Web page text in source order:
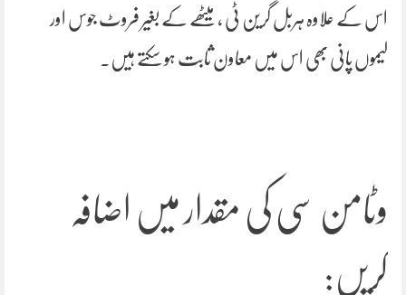
اس کے علاوہ ہربل گرین ٹی ، میٹھے کے بغیر فروٹ جوس اور
لیموں پانی بھی اس میں معاون ثابت ہو سکتے ہیں۔
وٹامن سی کی مقدار میں اضافہ
کریں: